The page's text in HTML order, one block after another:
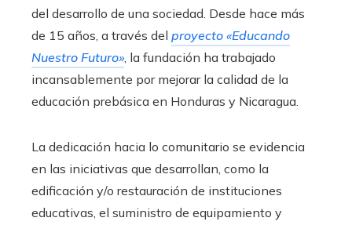
del desarrollo de una sociedad. Desde hace más
de 15 años, a través del proyecto «Educando
Nuestro Futuro» , la fundación ha trabajado
incansablemente por mejorar la calidad de la
educación prebásica en Honduras y Nicaragua.
La dedicación hacia lo comunitario se evidencia
en las iniciativas que desarrollan, como la
edificación y/o restauración de instituciones
educativas, el suministro de equipamiento y